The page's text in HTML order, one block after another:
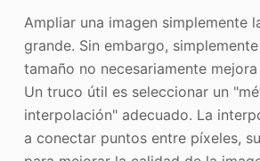
Ampliar una imagen simplemente
grande. Sin embargo,
tamaño no necesariamente
Un truco útil es seleccionar un
interpolación" adecuado. La
a conectar puntos entre píxeles,